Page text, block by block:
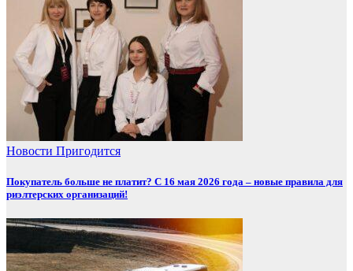
Новости Пригодится
Покупатель больше не платит? С 16 мая 2026 года – новые правила для
риэлтерских организаций!